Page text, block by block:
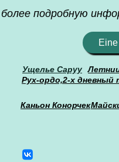
подробную
Ущелье Саруу
Рух-ордо,2-х дневный
Каньон Конорчек